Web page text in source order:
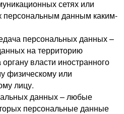
сетях или
персональным данным каким-
персональных данных –
на территорию
власти иностранного
физическому или
лицу.
данных – любые
персональные данные